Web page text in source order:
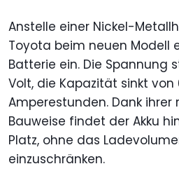
Anstelle einer Nickel-
Toyota beim neuen Modell
Batterie ein. Die Spannung
Volt, die Kapazität sinkt von
Amperestunden. Dank
Bauweise findet der Akku
Platz, ohne das
einzuschränken.